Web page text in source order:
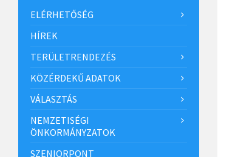
ELÉRHETŐSÉG
HÍREK
TERÜLETRENDEZÉS
KÖZÉRDEKŰ ADATOK
VÁLASZTÁS
NEMZETISÉGI
ÖNKORMÁNYZATOK
SZENIORPONT